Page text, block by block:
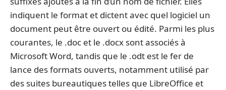
indiquent le format et dictent avec quel logiciel un
document peut être ouvert ou édité. Parmi les plus
courantes, le .doc et le .docx sont associés à
Microsoft Word, tandis que le .odt est le fer de
lance des formats ouverts, notamment utilisé par
des suites bureautiques telles que LibreOffice et